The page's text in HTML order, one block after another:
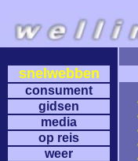
snelwebben
consument
gidsen
media
op reis
weer